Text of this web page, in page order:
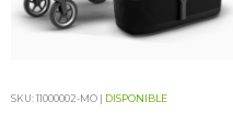
SKU: 11000002-MO | DISPONIBLE